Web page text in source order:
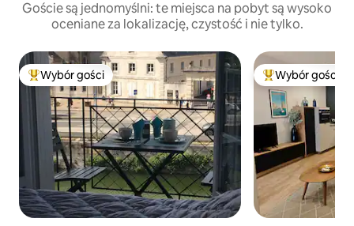
Goście są jednomyślni: te miejsca na pobyt są wysoko
oceniane za lokalizację, czystość i nie tylko.
Najpopularniejsze z kategorii Wybór gości
Wybór gości Wybór gości